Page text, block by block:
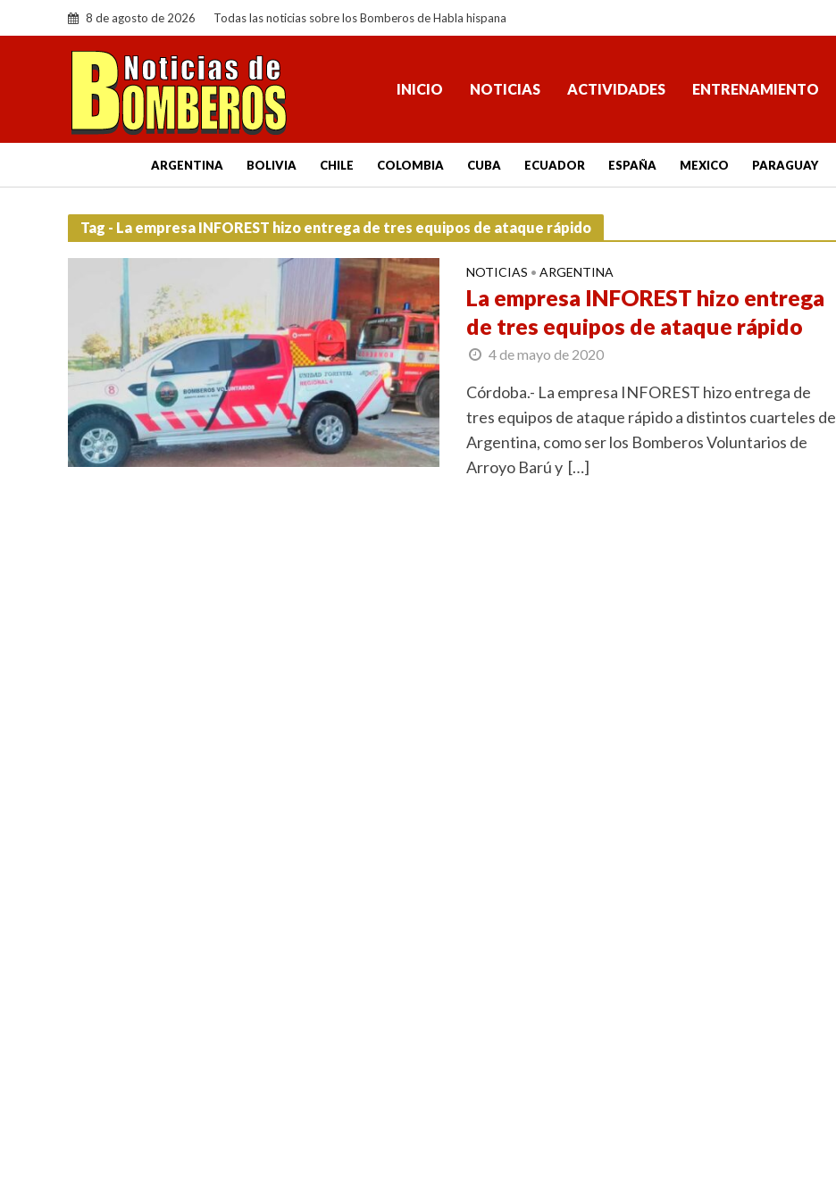
8 de agosto de 2026 Todas las noticias sobre los Bomberos de Habla hispana
INICIO NOTICIAS ACTIVIDADES ENTRENAMIENTO
ARGENTINA BOLIVIA CHILE COLOMBIA CUBA ECUADOR ESPAÑA MEXICO PARAGUAY
Tag - La empresa INFOREST hizo entrega de tres equipos de ataque rápido
NOTICIAS • ARGENTINA
La empresa INFOREST hizo entrega
de tres equipos de ataque rápido
4 de mayo de 2020
Córdoba.- La empresa INFOREST hizo entrega de
tres equipos de ataque rápido a distintos cuarteles de
Argentina, como ser los Bomberos Voluntarios de
Arroyo Barú y […]